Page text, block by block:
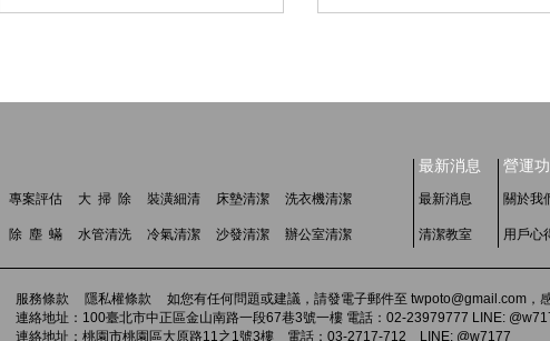
專案評估 大 掃 除 裝潢細清 床墊清潔 洗衣機清潔
除 塵 蟎 水管清洗 冷氣清潔 沙發清潔 辦公室清潔
最新消息
最新消息
清潔教室
營運
關於我
用戶心
服務條款 隱私權條款
如您有任何問題或建議，請發電子郵件至 twpoto@gmail.com，
連絡地址：100臺北市中正區金山南路一段67巷3號一樓 電話：02-23979777 LINE:
連絡地址：桃園市桃園區大原路11之1號3樓 電話：03-2717-712 LINE: @w7177